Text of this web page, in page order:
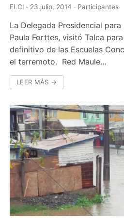
ELCI - 23 julio, 2014 - Participantes
La Delegada Presidencial
Paula Forttes, visitó Talca
definitivo de las Escuelas
el terremoto. Red Maule…
LEER MÁS →